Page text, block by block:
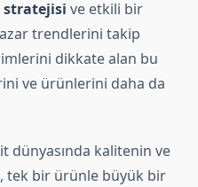
stratejisi ve etkili bir
trendlerini takip
dikkate alan bu
ve ürünlerini daha da
dünyasında kalitenin ve
tek bir ürünle büyük bir